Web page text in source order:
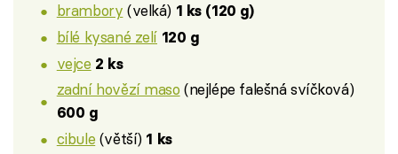
brambory (velká) 1 ks (120 g)
bílé kysané zelí 120 g
vejce 2 ks
zadní hovězí maso (nejlépe falešná svíčková)
600 g
cibule (větší) 1 ks